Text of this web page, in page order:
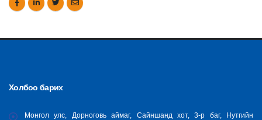
Холбоо барих
Монгол улс, Дорноговь аймаг, Сайншанд хот, 3-р баг, Нутгийн